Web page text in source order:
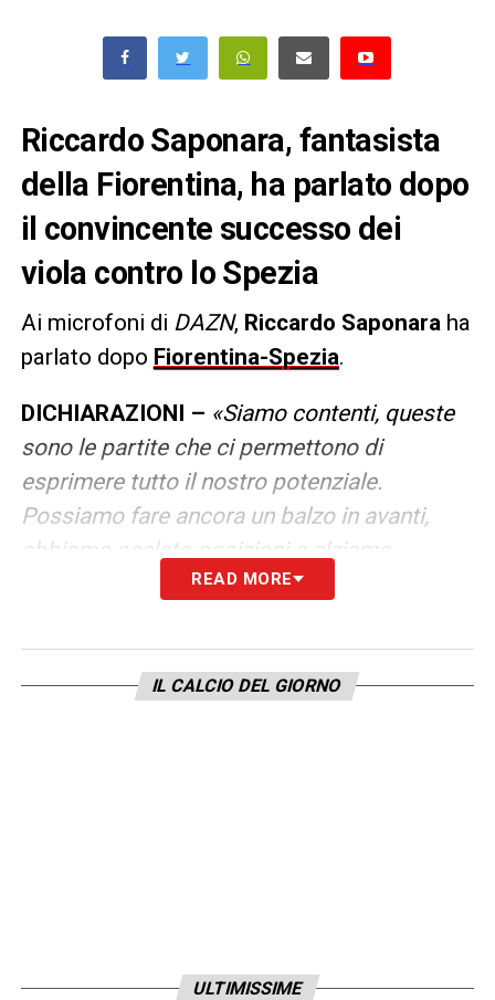
Riccardo Saponara, fantasista
della Fiorentina, ha parlato dopo
il convincente successo dei
viola contro lo Spezia
Ai microfoni di DAZN, Riccardo Saponara ha
parlato dopo Fiorentina-Spezia.
DICHIARAZIONI – «Siamo contenti, queste
sono le partite che ci permettono di
esprimere tutto il nostro potenziale.
Possiamo fare ancora un balzo in avanti,
abbiamo scalato posizioni e alziamo
l’asticella. Vlahovic ha grande stima di me,
quello che mi riguarda. Mi impressionò dal
primo giorno e non mi sorprende che sia a
READ MORE
IL CALCIO DEL GIORNO
ULTIMISSIME